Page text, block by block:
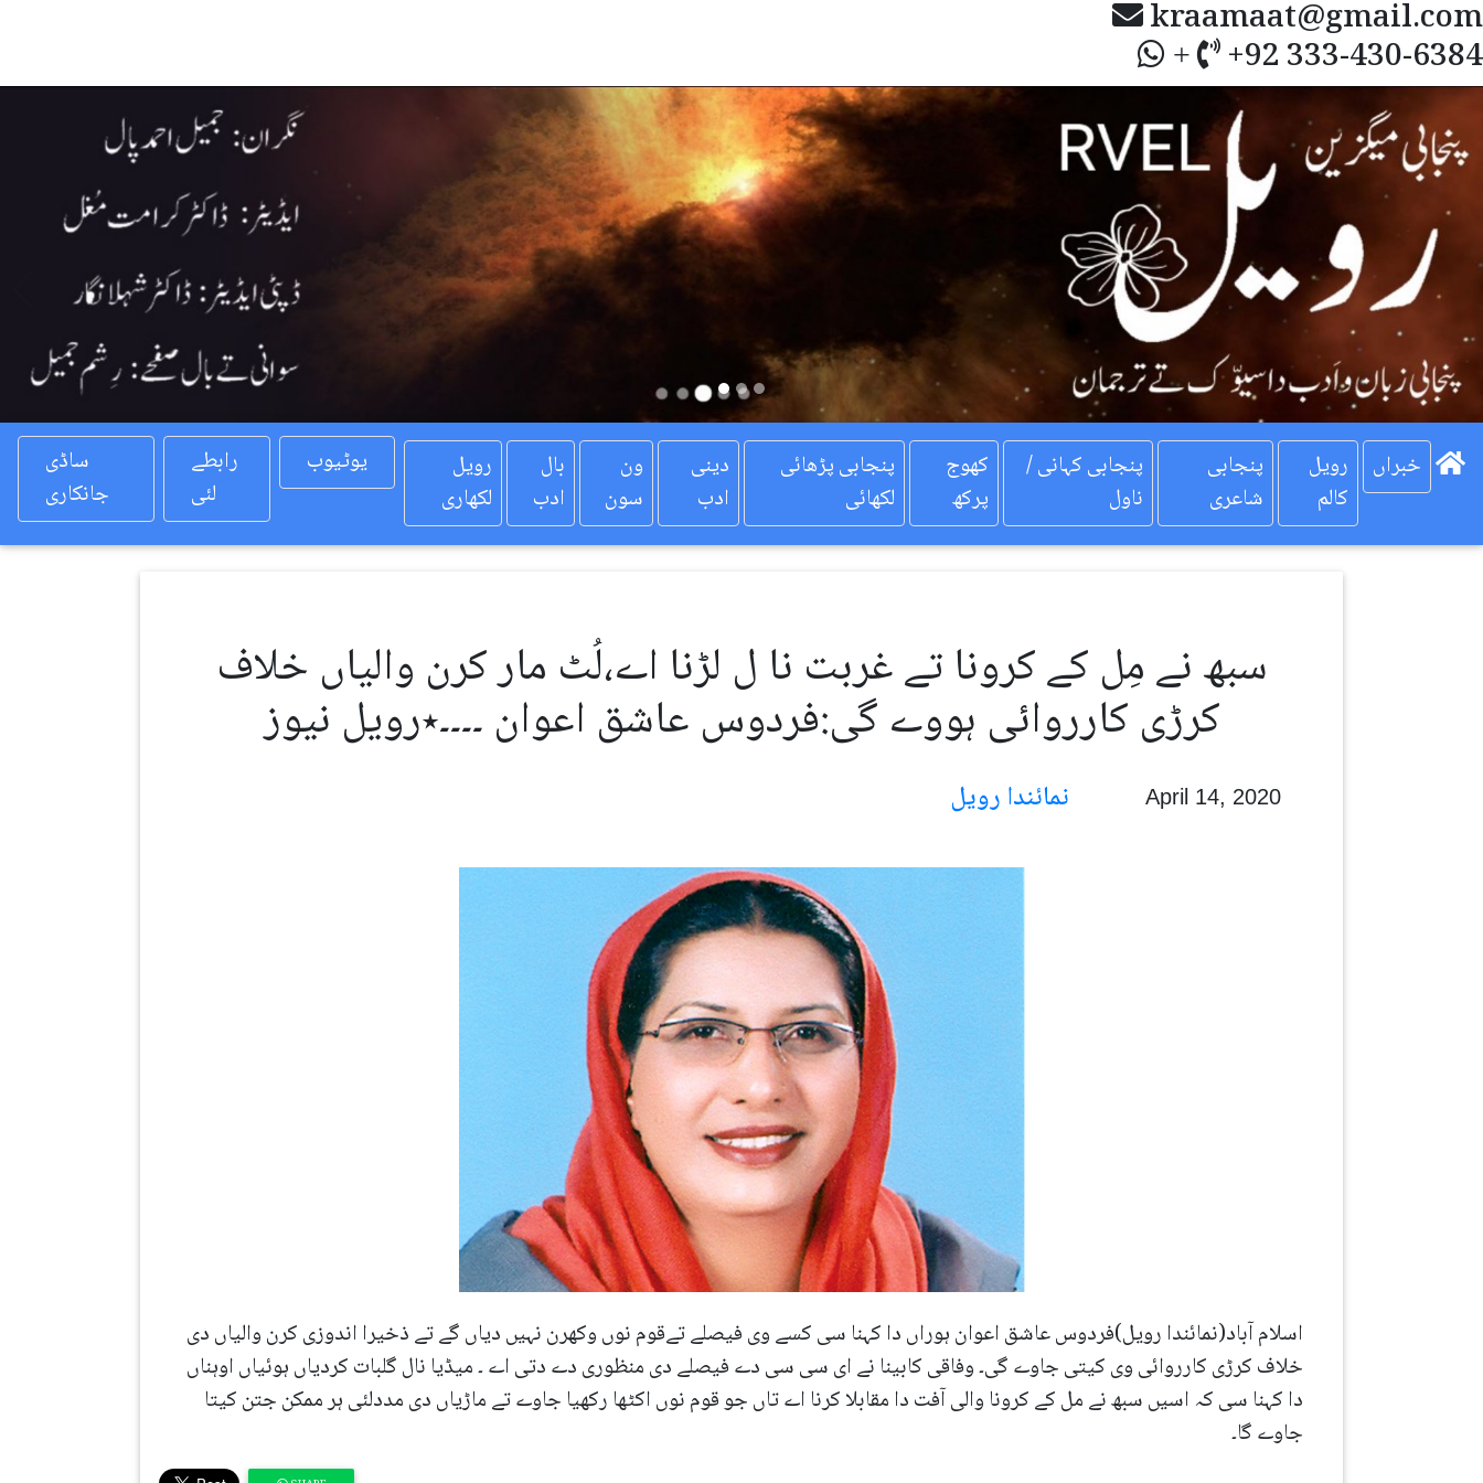
kraamaat@gmail.com
+ +92 333-430-6384
Previous
ساڈی
جانکاری
رابطے
لئی
یوٹیوب
رویل
لکھاری
بال
ادب
ون
سون
دینی
ادب
پنجابی پڑھائی
لکھائی
کھوج
پرکھ
پنجابی کہانی /
ناول
پنجابی
شاعری
رویل
کالم
خبراں
سبھ نے مِل کے کرونا تے غربت نا ل لڑنا اے،لُٹ مار کرن والیاں خلاف
کرڑی کارروائی ہووے گی:فردوس عاشق اعوان ۔۔۔۔٭رویل نیوز
April 14, 2020
اسلام آباد(نمائندا رویل)فردوس عاشق اعوان ہوراں دا کہنا سی کسے وی فیصلے تےقوم نوں وکھرن نہیں دیاں گے تے ذخیرا اندوزی کرن والیاں دی
خلاف کرڑی کارروائی وی کیتی جاوے گی۔ وفاقی کابینا نے ای سی سی دے فیصلے دی منظوری دے دتی اے ۔ میڈیا نال گلبات کردیاں ہوئیاں اوہناں
دا کہنا سی کہ اسیں سبھ نے مل کے کرونا والی آفت دا مقابلا کرنا اے تاں جو قوم نوں اکٹھا رکھیا جاوے تے ماڑیاں دی مددلئی ہر ممکن جتن کیتا
جاوے گا۔